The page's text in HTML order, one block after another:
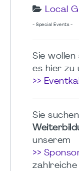
Local
- Special Events -
Sie wollen
es hier zu
>>
Sie
unserem
>>